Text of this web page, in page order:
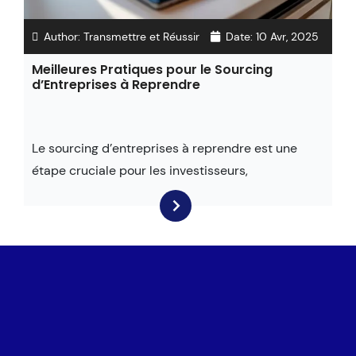
Author: Transmettre et Réussir Date: 10 Avr, 2025
Meilleures Pratiques pour le Sourcing
d’Entreprises à Reprendre
Le sourcing d’entreprises à reprendre est une
étape cruciale pour les investisseurs,